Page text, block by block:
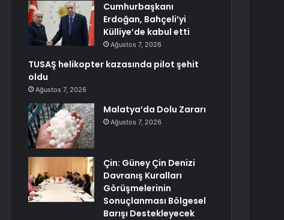
Cumhurbaşkanı
Erdoğan, Bahçeli’yi
Külliye’de kabul etti
Ağustos 7, 2026
TUSAŞ helikopter kazasında pilot şehit
oldu
Ağustos 7, 2026
Malatya’da Dolu Zararı
Ağustos 7, 2026
Çin: Güney Çin Denizi
Davranış Kuralları
Görüşmelerinin
Sonuçlanması Bölgesel
Barışı Destekleyecek